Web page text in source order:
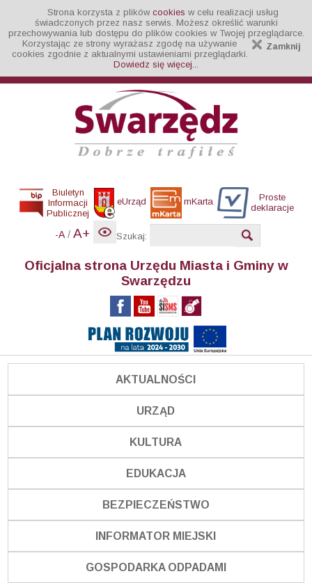
Strona korzysta z plików cookies w celu realizacji usług
świadczonych przez nasz serwis. Możesz określić warunki
przechowywania lub dostępu do plików cookies w Twojej przeglądarce.
Zamknij
Korzystając ze strony wyrażasz zgodę na używanie
cookies zgodnie z aktualnymi ustawieniami przeglądarki.
Dowiedz się więcej...
Biuletyn
Informacji
Publicznej
eUrząd mKarta
Proste
deklaracje
-A / A+ Szukaj:
Oficjalna strona Urzędu Miasta i Gminy w
Swarzędzu
AKTUALNOŚCI
URZĄD
KULTURA
EDUKACJA
BEZPIECZEŃSTWO
INFORMATOR MIEJSKI
GOSPODARKA ODPADAMI